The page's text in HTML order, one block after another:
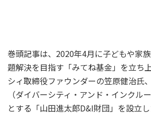
巻頭記事は、2020年4月に子どもや家
題解決を目指す「みてね基金」を立ち
シィ取締役ファウンダーの笠原健治氏
（ダイバーシティ・アンド・インクル
とする「山田進太郎D&I財団」を設立